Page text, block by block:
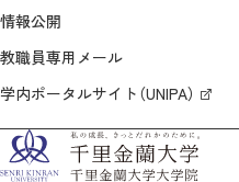
情報公開
教職員専用メール
学内ポータルサイト（UNIPA）